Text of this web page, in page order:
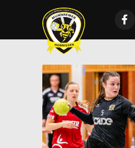
Startseite
Mannschaften
News
VTV Mundenheim
Sponsoring